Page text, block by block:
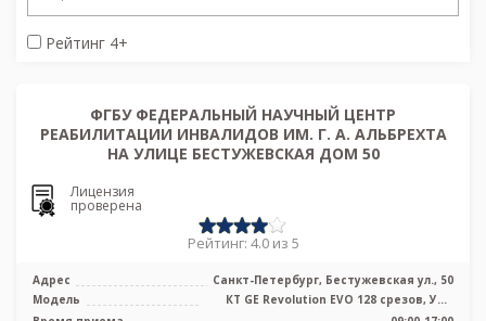
Рейтинг 4+
ФГБУ ФЕДЕРАЛЬНЫЙ НАУЧНЫЙ ЦЕНТР
РЕАБИЛИТАЦИИ ИНВАЛИДОВ ИМ. Г. А. АЛЬБРЕХТА
НА УЛИЦЕ БЕСТУЖЕВСКАЯ ДОМ 50
Лицензия
проверена
Рейтинг: 4.0 из 5
Адрес
Санкт-Петербург, Бестужевская ул., 50
Модель
КТ GE Revolution EVO 128 срезов, УЗИ